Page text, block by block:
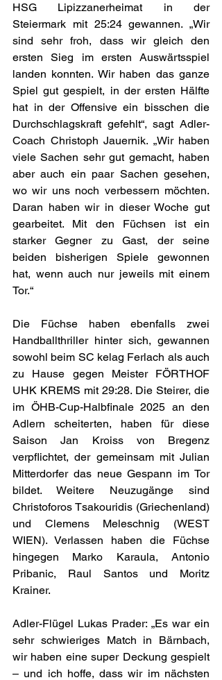
HSG Lipizzanerheimat in der
Steiermark mit 25:24 gewannen. „Wir
sind sehr froh, dass wir gleich den
ersten Sieg im ersten Auswärtsspiel
landen konnten. Wir haben das ganze
Spiel gut gespielt, in der ersten Hälfte
hat in der Offensive ein bisschen die
Durchschlagskraft gefehlt“, sagt Adler-
Coach Christoph Jauernik. „Wir haben
viele Sachen sehr gut gemacht, haben
aber auch ein paar Sachen gesehen,
wo wir uns noch verbessern möchten.
Daran haben wir in dieser Woche gut
gearbeitet. Mit den Füchsen ist ein
starker Gegner zu Gast, der seine
beiden bisherigen Spiele gewonnen
hat, wenn auch nur jeweils mit einem
Tor.“
Die Füchse haben ebenfalls zwei
Handballthriller hinter sich, gewannen
sowohl beim SC kelag Ferlach als auch
zu Hause gegen Meister FÖRTHOF
UHK KREMS mit 29:28. Die Steirer, die
im ÖHB-Cup-Halbfinale 2025 an den
Adlern scheiterten, haben für diese
Saison Jan Kroiss von Bregenz
verpflichtet, der gemeinsam mit Julian
Mitterdorfer das neue Gespann im Tor
bildet. Weitere Neuzugänge sind
Christoforos Tsakouridis (Griechenland)
und Clemens Meleschnig (WEST
WIEN). Verlassen haben die Füchse
hingegen Marko Karaula, Antonio
Pribanic, Raul Santos und Moritz
Krainer.
Adler-Flügel Lukas Prader: „Es war ein
sehr schwieriges Match in Bärnbach,
wir haben eine super Deckung gespielt
– und ich hoffe, dass wir im nächsten